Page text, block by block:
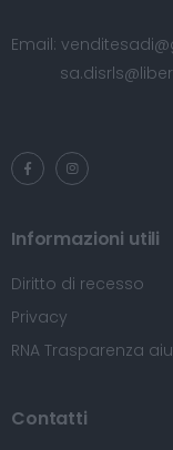
Email:
Informazioni utili
Diritto di recesso
Privacy
RNA Trasparenza
Contatti